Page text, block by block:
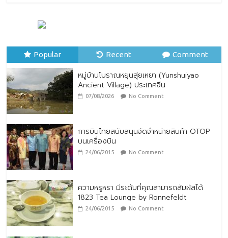
Popular Recent Comment
หมู่บ้านโบราณหยุนสุ่ยเหยา (Yunshuiyao
Ancient Village) ประเทศจีน
07/08/2026 No Comment
การบินไทยสนับสนุนจัดจำหน่ายสินค้า OTOP
บนเครื่องบิน
24/06/2015 No Comment
ความหรูหรา มีระดับที่คุณสามารถสัมผัสได้
1823 Tea Lounge by Ronnefeldt
24/06/2015 No Comment